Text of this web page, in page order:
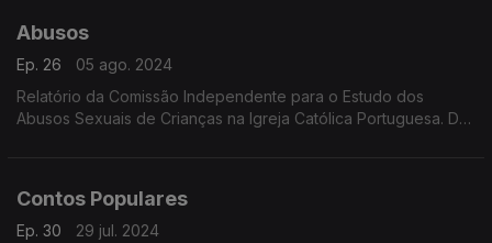
Abusos
Ep. 26
05 ago. 2024
Relatório da Comissão Independente para o Estudo dos
Abusos Sexuais de Crianças na Igreja Católica Portuguesa. Dar
Contos Populares
Ep. 30
29 jul. 2024